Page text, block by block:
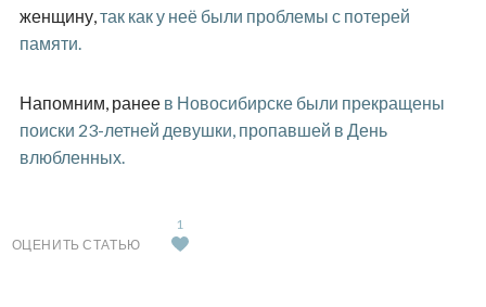
женщину,так как у неё были проблемы с потерей
памяти.
Напомним, ранее в Новосибирске были прекращены
поиски 23-летней девушки, пропавшей в День
влюбленных.
ОЦЕНИТЬ СТАТЬЮ
1